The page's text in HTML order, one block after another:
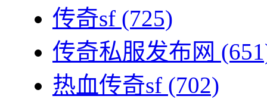
传奇sf (725)
传奇私服发布网
热血传奇sf (702)